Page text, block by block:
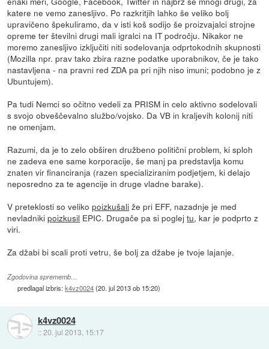
katere ne vemo zanesljivo. Po razkritjih lahko še veliko bolj
upravičeno špekuliramo, da v isti koš sodijo še proizvajalci strojne
opreme ter številni drugi mali igralci na IT področju. Nikakor ne
moremo zanesljivo izključiti niti sodelovanja odprtokodnih skupnosti
(Mozilla npr. prav tako zbira razne podatke uporabnikov, če je tako
nastavljena - na pravni red ZDA pa pri njih niso imuni; podobno je z
Ubuntujem).
Pa tudi Nemci so očitno vedeli za PRISM in celo aktivno sodelovali
s svojo obveščevalno službo/vojsko. Da VB in kraljevih kolonij niti
ne omenjam.
Razumi, da je to zelo obširen družbeno politični problem, ki sploh
ne zadeva ene same korporacije, še manj pa predstavlja komu
znaten vir financiranja (razen specializiranim podjetjem, ki delajo
neposredno za te agencije in druge vladne barake).
V preteklosti so velikopoizkušali že pri EFF, nazadnje je med
nevladnikipoizkusil EPIC. Drugače pa si poglejtu, kar je podprto z
viri.
Za džabi bi scali proti vetru, še bolj za džabe je tvoje lajanje.
Zgodovina sprememb…
predlagal izbris:k4vz0024(20. jul 2013 ob 15:20)
k4vz0024
::20. jul 2013, 15:17